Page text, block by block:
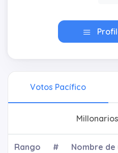
Votos Pacífico
Rango # Nombre de